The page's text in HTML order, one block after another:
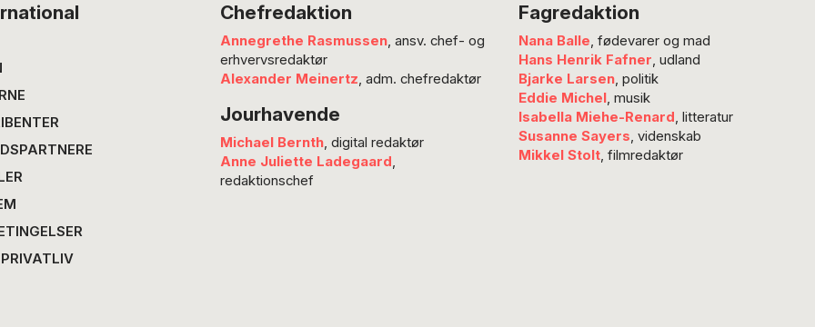
fortælle dig, hvordan der ser
ud, tage fotos og…
Chefredaktion
Annegrethe Rasmussen, ansv. chef- og
erhvervsredaktør
Alexander Meinertz, adm. chefredaktør
Jourhavende
Michael Bernth, digital redaktør
Anne Juliette Ladegaard,
redaktionschef
Fagredaktion
Nana Balle, fødevarer og mad
Hans Henrik Fafner, udland
Bjarke Larsen, politik
Eddie Michel, musik
Isabella Miehe-Renard, litteratur
Susanne Sayers, videnskab
Mikkel Stolt, filmredaktør